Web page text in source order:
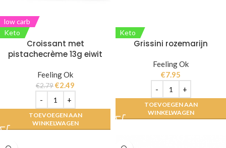
low carb
Keto
Croissant met
pistachecrème 13g eiwit
Feeling Ok
€2.79€2.49
TOEVOEGEN AAN
WINKELWAGEN
Keto
Grissini rozemarijn
Feeling Ok
€7.95
TOEVOEGEN AAN
WINKELWAGEN